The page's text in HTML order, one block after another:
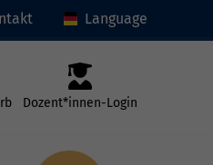
Language
Dozent*innen-Login